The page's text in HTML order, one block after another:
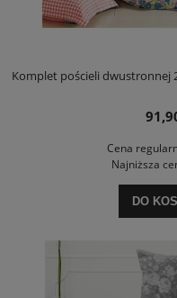
Komplet pościeli dwustronnej
Cena
Najniższa
DO